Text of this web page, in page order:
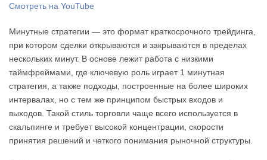
Смотреть на YouTube
Минутные стратегии — это формат краткосрочного трейдинга,
при котором сделки открываются и закрываются в пределах
нескольких минут. В основе лежит работа с низкими
таймфреймами, где ключевую роль играет 1 минутная
стратегия, а также подходы, построенные на более широких
интервалах, но с тем же принципом быстрых входов и
выходов. Такой стиль торговли чаще всего используется в
скальпинге и требует высокой концентрации, скорости
принятия решений и четкого понимания рыночной структуры.